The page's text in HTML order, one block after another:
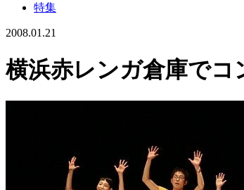
特集
2008.01.21
横浜赤レンガ倉庫で